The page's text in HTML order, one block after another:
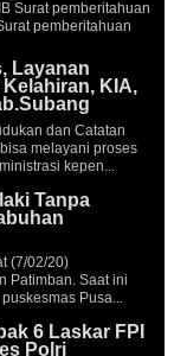
Surat pemberitahuan
pemberitahuan
Layanan
KIA,
dan Catatan
melayani proses
kepen...
Tanpa
(7/02/20)
Patimban. Saat ini
Pusa...
6 Laskar FPI
Polri